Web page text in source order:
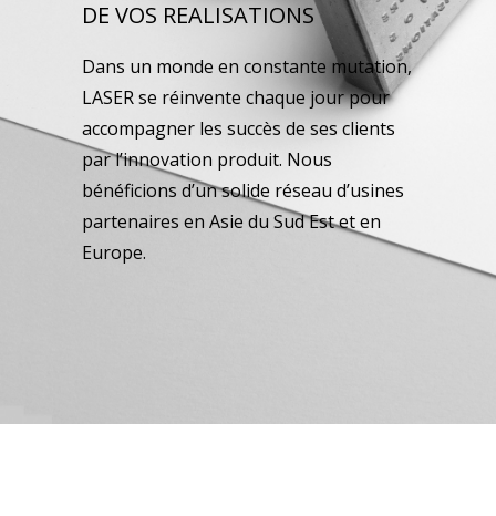
DE VOS REALISATIONS
Dans un monde en constante mutation,
LASER se réinvente chaque jour pour
accompagner les succès de ses clients
par l’innovation produit. Nous
bénéficions d’un solide réseau d’usines
partenaires en Asie du Sud Est et en
Europe.